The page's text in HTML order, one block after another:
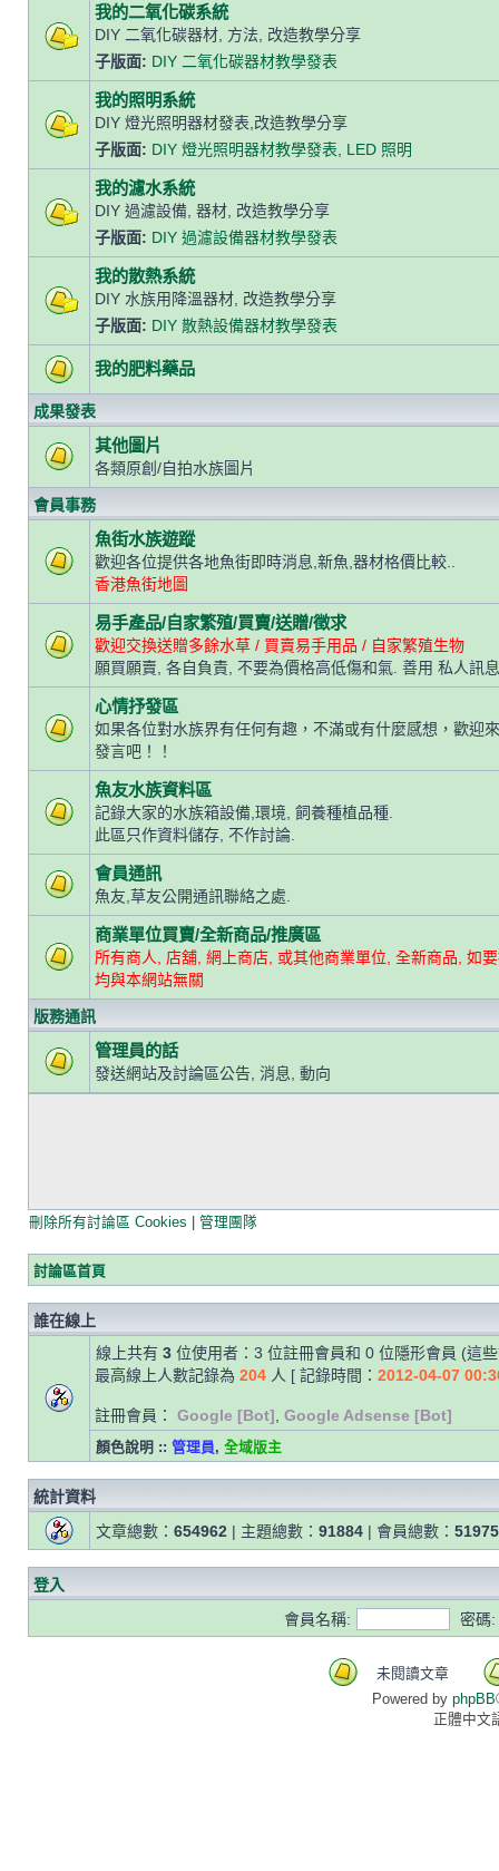
我的二氧化碳系統
DIY 二氧化碳器材, 方法, 改造教學分享
子版面: DIY 二氧化碳器材教學發表
我的照明系統
DIY 燈光照明器材發表,改造教學分享
子版面: DIY 燈光照明器材教學發表 LED 照明
我的濾水系統
DIY 過濾設備, 器材, 改造教學分享
子版面: DIY 過濾設備器材教學發表
我的散熱系統
DIY 水族用降溫器材, 改造教學分享
子版面: DIY 散熱設備器材教學發表
我的肥料藥品
成果發表
其他圖片
各類原創/自拍水族圖片
會員事務
魚街水族遊蹤
歡迎各位提供各地魚街即時消息,新魚,器材格價比較..
香港魚街地圖
易手產品/自家繁殖/買賣/送贈/徵求
歡迎交換送贈多餘水草 / 買賣易手用品 / 自家繁殖生物
願買願賣, 各自負責, 不要為價格高低傷和氣. 善用 私人訊
心情抒發區
如果各位對水族界有任何有趣，不滿或有什麼感想，歡迎
發言吧！！
魚友水族資料區
記錄大家的水族箱設備,環境, 飼養種植品種.
此區只作資料儲存, 不作討論.
會員通訊
魚友,草友公開通訊聯絡之處.
商業單位買賣/全新商品/推廣區
所有商人, 店舖, 網上商店, 或其他商業單位, 全新商品, 如
均與本網站無關
版務通訊
管理員的話
發送網站及討論區公告, 消息, 動向
刪除所有討論區 Cookies 管理團隊
討論區首頁
誰在線上
線上共有 3 位使用者：3 位註冊會員和 0 位隱形會員 (這
最高線上人數記錄為 204 人 [ 記錄時間： 2012-04-07
註冊會員： Google [Bot] Google Adsense [Bot]
顏色說明 :: 管理員, 全域版主
統計資料
文章總數： 654962 | 主題總數： 91884 | 會員總數： 51975
登入
會員名稱:
密碼:
未閱讀文章
Powered by phpBB
正體中文